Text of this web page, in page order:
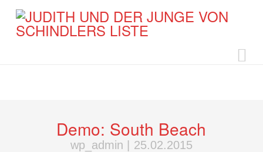
Demo: South Beach
wp_admin 25.02.2015